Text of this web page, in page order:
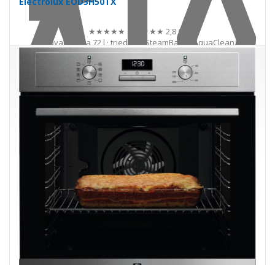
★★★★★ ★★★★★ 2,8 (2)
Vstavaná rúra 72 l · trieda A · SteamBake · AquaClean ·
Teleskopické výsuvy
315,00 €540,00 €
Ušetríte 225,00 €s DPH · doprava zdarma
Skladom